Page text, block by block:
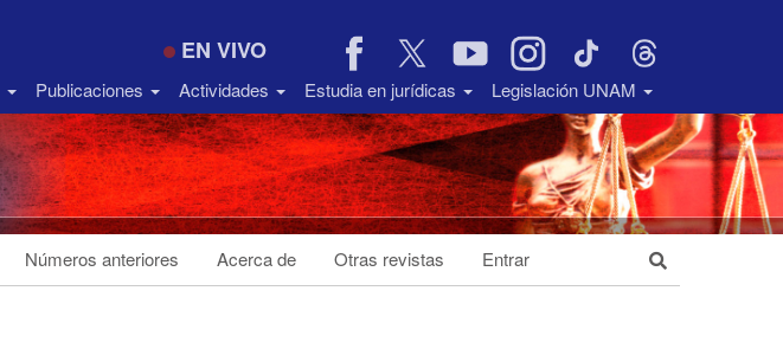
EN VIVO
Publicaciones Actividades Estudia en jurídicas Legislación UNAM
Números anteriores Acerca de Otras revistas Entrar